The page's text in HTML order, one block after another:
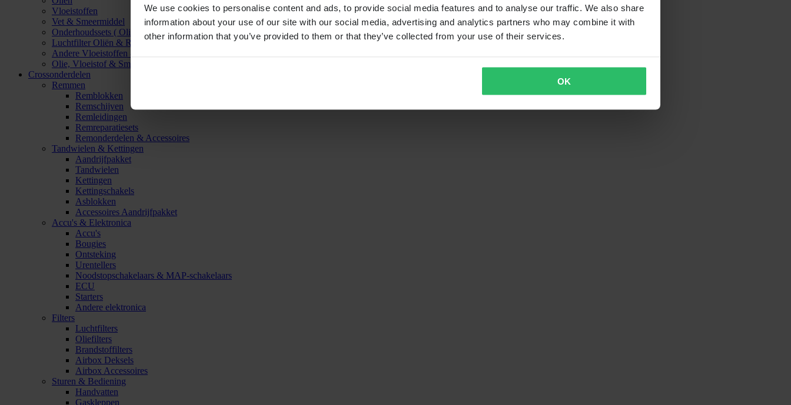
We use cookies to personalise content and ads, to provide social media features and to analyse our traffic. We also share
information about your use of our site with our social media, advertising and analytics partners who may combine it with
other information that you’ve provided to them or that they’ve collected from your use of their services.
OK
Vloeistoffen
Vet & Smeermiddel
Onderhoudssets ( Olie & Filter)
Luchtfilter Oliën & Reinigers
Andere Vloeistoffen & Smeermiddelen
Olie, Vloeistof & Smeermiddel Accessoires
Crossonderdelen
Remmen
Remblokken
Remschijven
Remleidingen
Remreparatiesets
Remonderdelen & Accessoires
Tandwielen & Kettingen
Aandrijfpakket
Tandwielen
Kettingen
Kettingschakels
Asblokken
Accessoires Aandrijfpakket
Accu's & Elektronica
Accu's
Bougies
Ontsteking
Urentellers
Noodstopschakelaars & MAP-schakelaars
ECU
Starters
Andere elektronica
Filters
Luchtfilters
Oliefilters
Brandstoffilters
Airbox Deksels
Airbox Accessoires
Sturen & Bediening
Handvatten
Gaskleppen